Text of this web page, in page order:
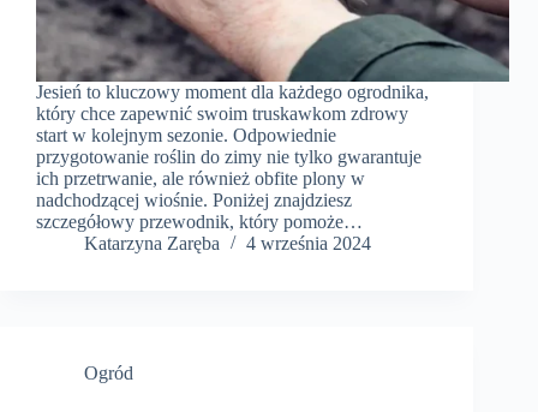
Jesień to kluczowy moment dla każdego ogrodnika,
który chce zapewnić swoim truskawkom zdrowy
start w kolejnym sezonie. Odpowiednie
przygotowanie roślin do zimy nie tylko gwarantuje
ich przetrwanie, ale również obfite plony w
nadchodzącej wiośnie. Poniżej znajdziesz
szczegółowy przewodnik, który pomoże…
Katarzyna Zaręba
4 września 2024
Ogród